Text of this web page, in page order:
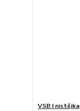
VSB I nistějka